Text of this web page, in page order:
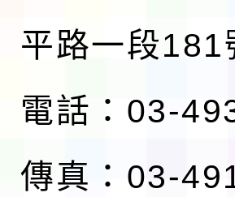
平路一段181
電話：03-
傳真：03-